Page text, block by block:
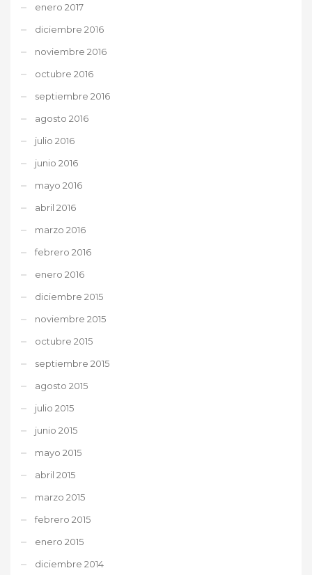
enero 2017
diciembre 2016
noviembre 2016
octubre 2016
septiembre 2016
agosto 2016
julio 2016
junio 2016
mayo 2016
abril 2016
marzo 2016
febrero 2016
enero 2016
diciembre 2015
noviembre 2015
octubre 2015
septiembre 2015
agosto 2015
julio 2015
junio 2015
mayo 2015
abril 2015
marzo 2015
febrero 2015
enero 2015
diciembre 2014